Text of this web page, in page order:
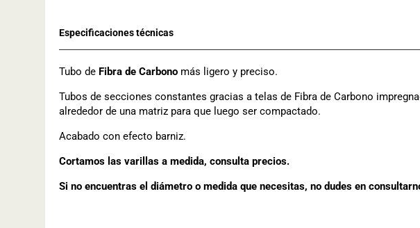
x
Tubo de Fibra de Carbono más ligero y preciso.
Tubos de secciones constantes gracias a telas de Fibra de Carbono
alrededor de una matriz para que luego ser compactado.
Acabado con efecto barniz.
Cortamos las varillas a medida, consulta precios.
Si no encuentras el diámetro o medida que necesitas, no dudes en